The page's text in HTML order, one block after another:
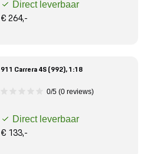
Direct leverbaar
€ 264,-
911 Carrera 4S (992), 1:18
0/5 (0 reviews)
Direct leverbaar
€ 133,-